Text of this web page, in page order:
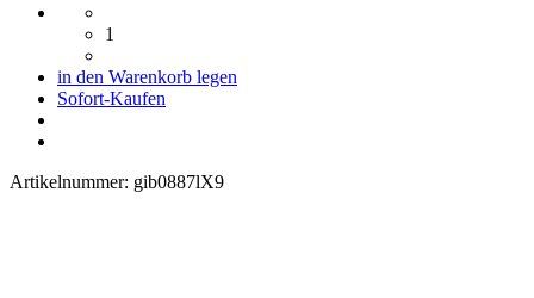
1
in den Warenkorb legen
Sofort-Kaufen
Artikelnummer: gib0887lX9